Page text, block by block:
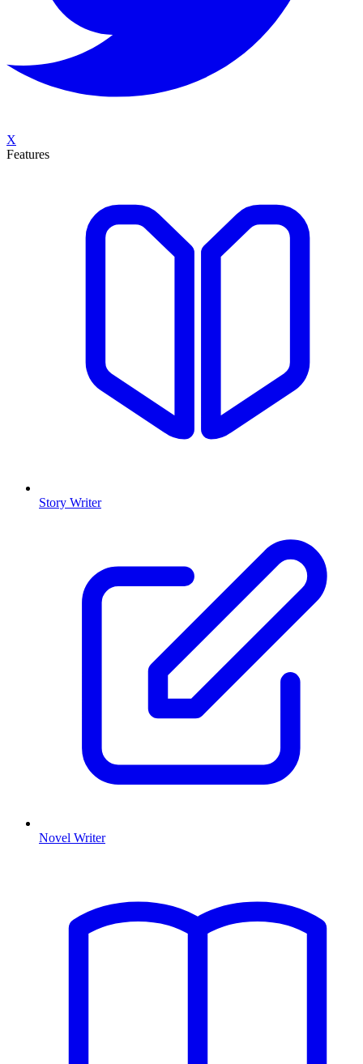
X
Features
Story Writer
Novel Writer